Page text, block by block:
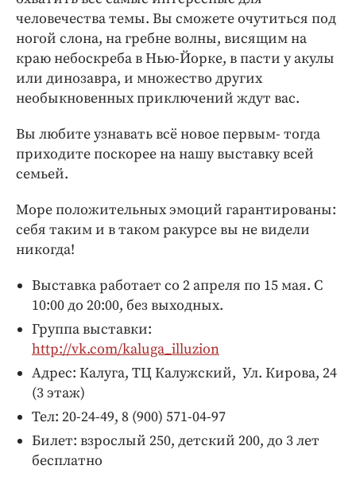
человечества темы. Вы сможете очутиться под
ногой слона, на гребне волны, висящим на
краю небоскреба в Нью-Йорке, в пасти у акулы
или динозавра, и множество других
необыкновенных приключений ждут вас.
Вы любите узнавать всё новое первым- тогда
приходите поскорее на нашу выставку всей
семьей.
Море положительных эмоций гарантированы:
себя таким и в таком ракурсе вы не видели
никогда!
Выставка работает со 2 апреля по 15 мая. С
10:00 до 20:00, без выходных.
Группа выставки:
http://vk.com/kaluga_illuzion
Адрес: Калуга, ТЦ Калужский, Ул. Кирова, 24
(3 этаж)
Тел: 20-24-49, 8 (900) 571-04-97
Билет: взрослый 250, детский 200, до 3 лет
бесплатно